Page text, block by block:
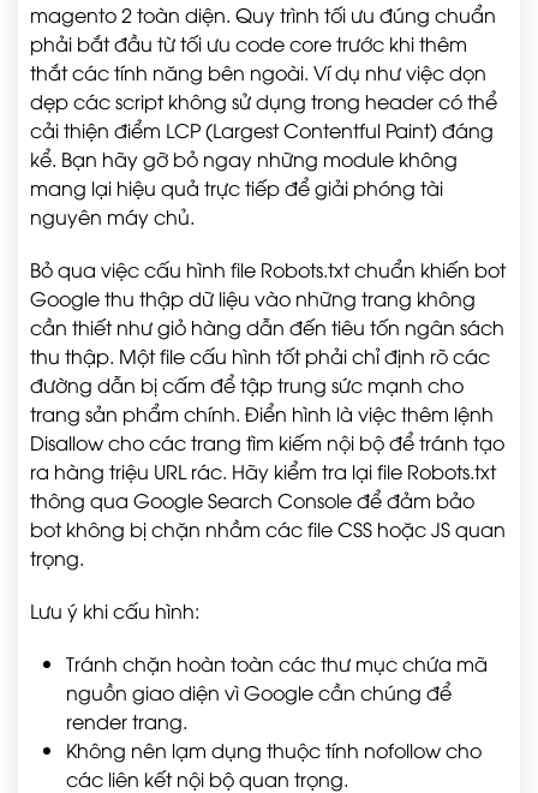
magento 2 toàn diện. Quy trình tối ưu đúng chuẩn
phải bắt đầu từ tối ưu code core trước khi thêm
thắt các tính năng bên ngoài. Ví dụ như việc dọn
dẹp các script không sử dụng trong header có thể
cải thiện điểm LCP (Largest Contentful Paint) đáng
kể. Bạn hãy gỡ bỏ ngay những module không
mang lại hiệu quả trực tiếp để giải phóng tài
nguyên máy chủ.
Bỏ qua việc cấu hình file Robots.txt chuẩn khiến bot
Google thu thập dữ liệu vào những trang không
cần thiết như giỏ hàng dẫn đến tiêu tốn ngân sách
thu thập. Một file cấu hình tốt phải chỉ định rõ các
đường dẫn bị cấm để tập trung sức mạnh cho
trang sản phẩm chính. Điển hình là việc thêm lệnh
Disallow cho các trang tìm kiếm nội bộ để tránh tạo
ra hàng triệu URL rác. Hãy kiểm tra lại file Robots.txt
thông qua Google Search Console để đảm bảo
bot không bị chặn nhầm các file CSS hoặc JS quan
trọng.
Lưu ý khi cấu hình:
Tránh chặn hoàn toàn các thư mục chứa mã
nguồn giao diện vì Google cần chúng để
render trang.
Không nên lạm dụng thuộc tính nofollow cho
các liên kết nội bộ quan trọng.